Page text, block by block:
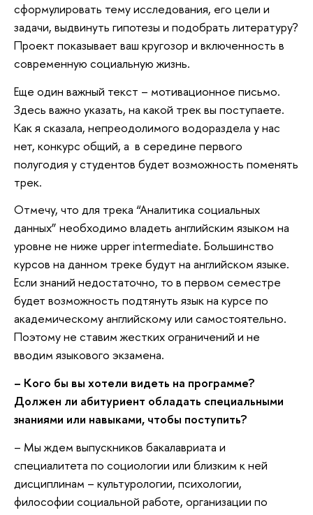
сформулировать тему исследования, его цели и
задачи, выдвинуть гипотезы и подобрать литературу?
Проект показывает ваш кругозор и включенность в
современную социальную жизнь.
Еще один важный текст – мотивационное письмо.
Здесь важно указать, на какой трек вы поступаете.
Как я сказала, непреодолимого водораздела у нас
нет, конкурс общий, а в середине первого
полугодия у студентов будет возможность поменять
трек.
Отмечу, что для трека “Аналитика социальных
данных” необходимо владеть английским языком на
уровне не ниже upper intermediate. Большинство
курсов на данном треке будут на английском языке.
Если знаний недостаточно, то в первом семестре
будет возможность подтянуть язык на курсе по
академическому английскому или самостоятельно.
Поэтому не ставим жестких ограничений и не
вводим языкового экзамена.
– Кого бы вы хотели видеть на программе?
Должен ли абитуриент обладать специальными
знаниями или навыками, чтобы поступить?
– Мы ждем выпускников бакалавриата и
специалитета по социологии или близким к ней
дисциплинам – культурологии, психологии,
философии социальной работе, организации по